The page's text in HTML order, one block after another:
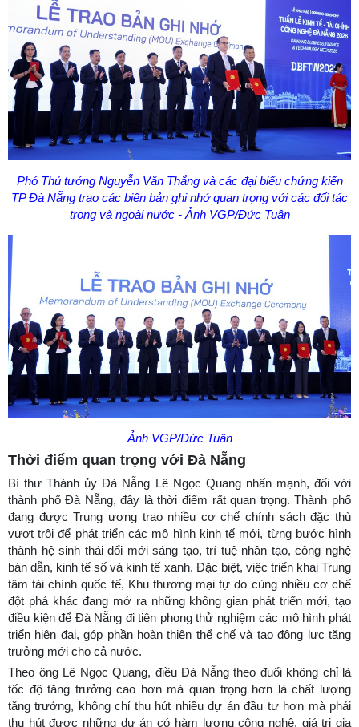
Phó Thủ tướng Nguyễn Văn Thắng và các đại biểu chứng kiến
TP Đà Nẵng trao các biên bản ghi nhớ quan trọng với các đối tác
trong và ngoài nước - Ảnh VGP/Đức Tuân
Ảnh VGP/Đức Tuân
Thời điểm quan trọng với Đà Nẵng
Bí thư Thành ủy Đà Nẵng Lê Ngọc Quang nhấn mạnh, đối với
thành phố Đà Nẵng, đây là thời điểm rất quan trọng. Thành phố
đang được Trung ương trao nhiều cơ chế chính sách đặc thù
vượt trội để phát triển các mô hình kinh tế mới, từng bước hình
thành hệ sinh thái đổi mới sáng tạo, trí tuệ nhân tạo, công nghệ
bán dẫn, kinh tế số và kinh tế xanh. Đặc biệt, việc triển khai Trung
tâm tài chính quốc tế, Khu thương mại tự do cùng nhiều cơ chế
đột phá khác đang mở ra những không gian phát triển mới, tạo
điều kiện để Đà Nẵng đi tiên phong thử nghiệm các mô hình phát
triển hiện đại, góp phần hoàn thiện thể chế và tạo động lực tăng
trưởng mới cho cả nước.
Theo ông Lê Ngọc Quang, điều Đà Nẵng theo đuổi không chỉ là
tốc độ tăng trưởng cao hơn mà quan trọng hơn là chất lượng
tăng trưởng, không chỉ thu hút nhiều dự án đầu tư hơn mà phải
thu hút được những dự án có hàm lượng công nghệ, giá trị gia